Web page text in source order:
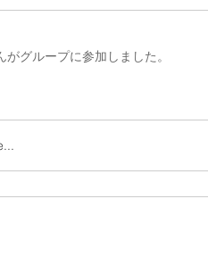
がグループに参加しました。